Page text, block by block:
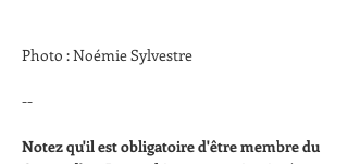
Photo : Noémie Sylvestre
--
Notez qu'il est obligatoire d'être membre du